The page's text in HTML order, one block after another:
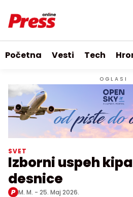
Početna Vesti Tech
OGLASI
SVET
Izborni uspeh
desnice
M. M. - 25. Maj 2026.